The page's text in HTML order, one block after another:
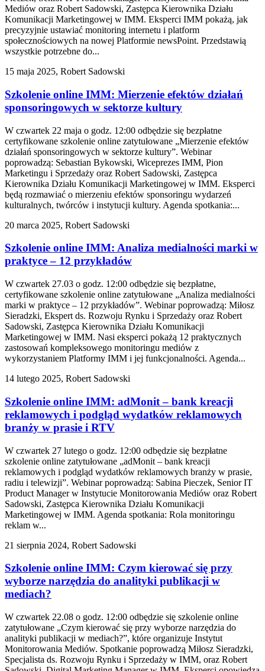
Mediów oraz Robert Sadowski, Zastępca Kierownika Działu
Komunikacji Marketingowej w IMM. Eksperci IMM pokażą, jak
precyzyjnie ustawiać monitoring internetu i platform
społecznościowych na nowej Platformie newsPoint. Przedstawią
wszystkie potrzebne do...
15 maja 2025, Robert Sadowski
Szkolenie online IMM: Mierzenie efektów działań
sponsoringowych w sektorze kultury
W czwartek 22 maja o godz. 12:00 odbędzie się bezpłatne
certyfikowane szkolenie online zatytułowane „Mierzenie efektów
działań sponsoringowych w sektorze kultury”. Webinar
poprowadzą: Sebastian Bykowski, Wiceprezes IMM, Pion
Marketingu i Sprzedaży oraz Robert Sadowski, Zastępca
Kierownika Działu Komunikacji Marketingowej w IMM. Eksperci
będą rozmawiać o mierzeniu efektów sponsoringu wydarzeń
kulturalnych, twórców i instytucji kultury. Agenda spotkania:...
20 marca 2025, Robert Sadowski
Szkolenie online IMM: Analiza medialności marki w
praktyce – 12 przykładów
W czwartek 27.03 o godz. 12:00 odbędzie się bezpłatne,
certyfikowane szkolenie online zatytułowane „Analiza medialności
marki w praktyce – 12 przykładów”. Webinar poprowadzą: Miłosz
Sieradzki, Ekspert ds. Rozwoju Rynku i Sprzedaży oraz Robert
Sadowski, Zastępca Kierownika Działu Komunikacji
Marketingowej w IMM. Nasi eksperci pokażą 12 praktycznych
zastosowań kompleksowego monitoringu mediów z
wykorzystaniem Platformy IMM i jej funkcjonalności. Agenda...
14 lutego 2025, Robert Sadowski
Szkolenie online IMM: adMonit – bank kreacji
reklamowych i podgląd wydatków reklamowych
branży w prasie i RTV
W czwartek 27 lutego o godz. 12:00 odbędzie się bezpłatne
szkolenie online zatytułowane „adMonit – bank kreacji
reklamowych i podgląd wydatków reklamowych branży w prasie,
radiu i telewizji”. Webinar poprowadzą: Sabina Pieczek, Senior IT
Product Manager w Instytucie Monitorowania Mediów oraz Robert
Sadowski, Zastępca Kierownika Działu Komunikacji
Marketingowej w IMM. Agenda spotkania: Rola monitoringu
reklam w...
21 sierpnia 2024, Robert Sadowski
Szkolenie online IMM: Czym kierować się przy
wyborze narzędzia do analityki publikacji w
mediach?
W czwartek 22.08 o godz. 12:00 odbędzie się szkolenie online
zatytułowane „Czym kierować się przy wyborze narzędzia do
analityki publikacji w mediach?”, które organizuje Instytut
Monitorowania Mediów. Spotkanie poprowadzą Miłosz Sieradzki,
Specjalista ds. Rozwoju Rynku i Sprzedaży w IMM, oraz Robert